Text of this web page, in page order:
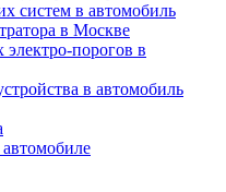
систем в автомобиль
в Москве
порогов в
в автомобиль
автомобиле